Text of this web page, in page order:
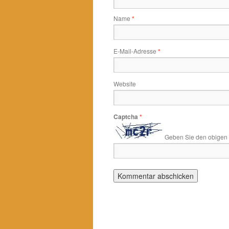
Name *
E-Mail-Adresse *
Website
Captcha *
Geben Sie den obigen